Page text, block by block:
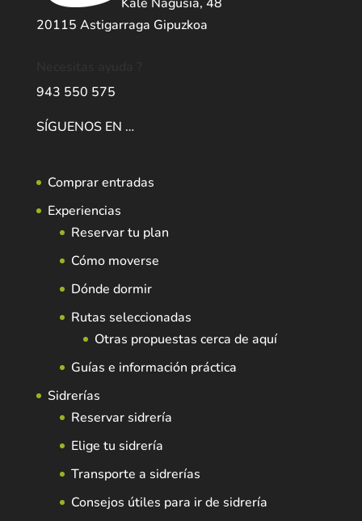
20115 Astigarraga Gipuzkoa
943 550 575
SÍGUENOS EN …
Comprar entradas
Experiencias
Reservar tu plan
Cómo moverse
Dónde dormir
Rutas seleccionadas
Otras propuestas cerca de aquí
Guías e información práctica
Sidrerías
Reservar sidrería
Elige tu sidrería
Transporte a sidrerías
Consejos útiles para ir de sidrería